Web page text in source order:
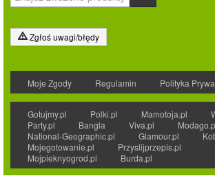
Zgłoś uwagi/błędy
Moje Zgody Regulamin Polityka
Gotujmy.pl Polki.pl Mamotoja.pl
Party.pl
Bangla Viva.pl
National-Geographic.pl
Glamour.pl
Mojegotowanie.pl
Przyslijprzepis.pl
Mojpieknyogrod.pl
Burda.pl